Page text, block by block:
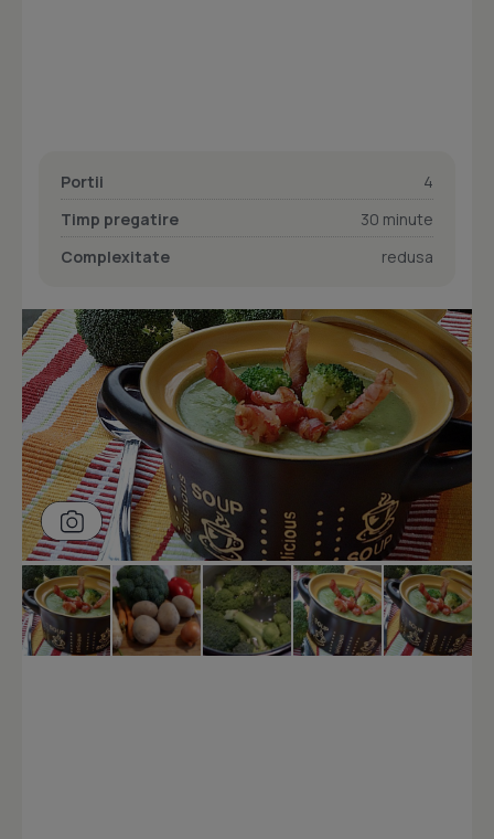
Portii
4
Timp pregatire
30 minute
Complexitate
redusa